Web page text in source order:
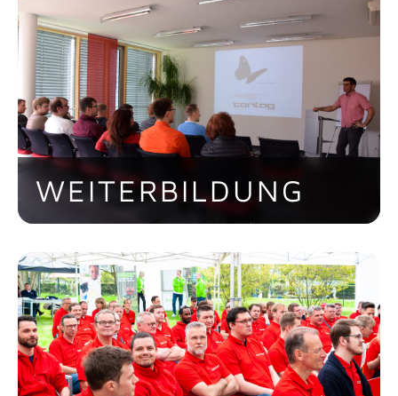
WEITERBILDUNG
Jeder Mitarbeiter kann seine
Schulungswünsche im Intranet
eintragen. Daraus resultierend werden
von den Abteilungsleitern und der
Personalabteilung Weiterbildungspläne
erstellt und Schulungsmaßnahmen
durchgeführt.